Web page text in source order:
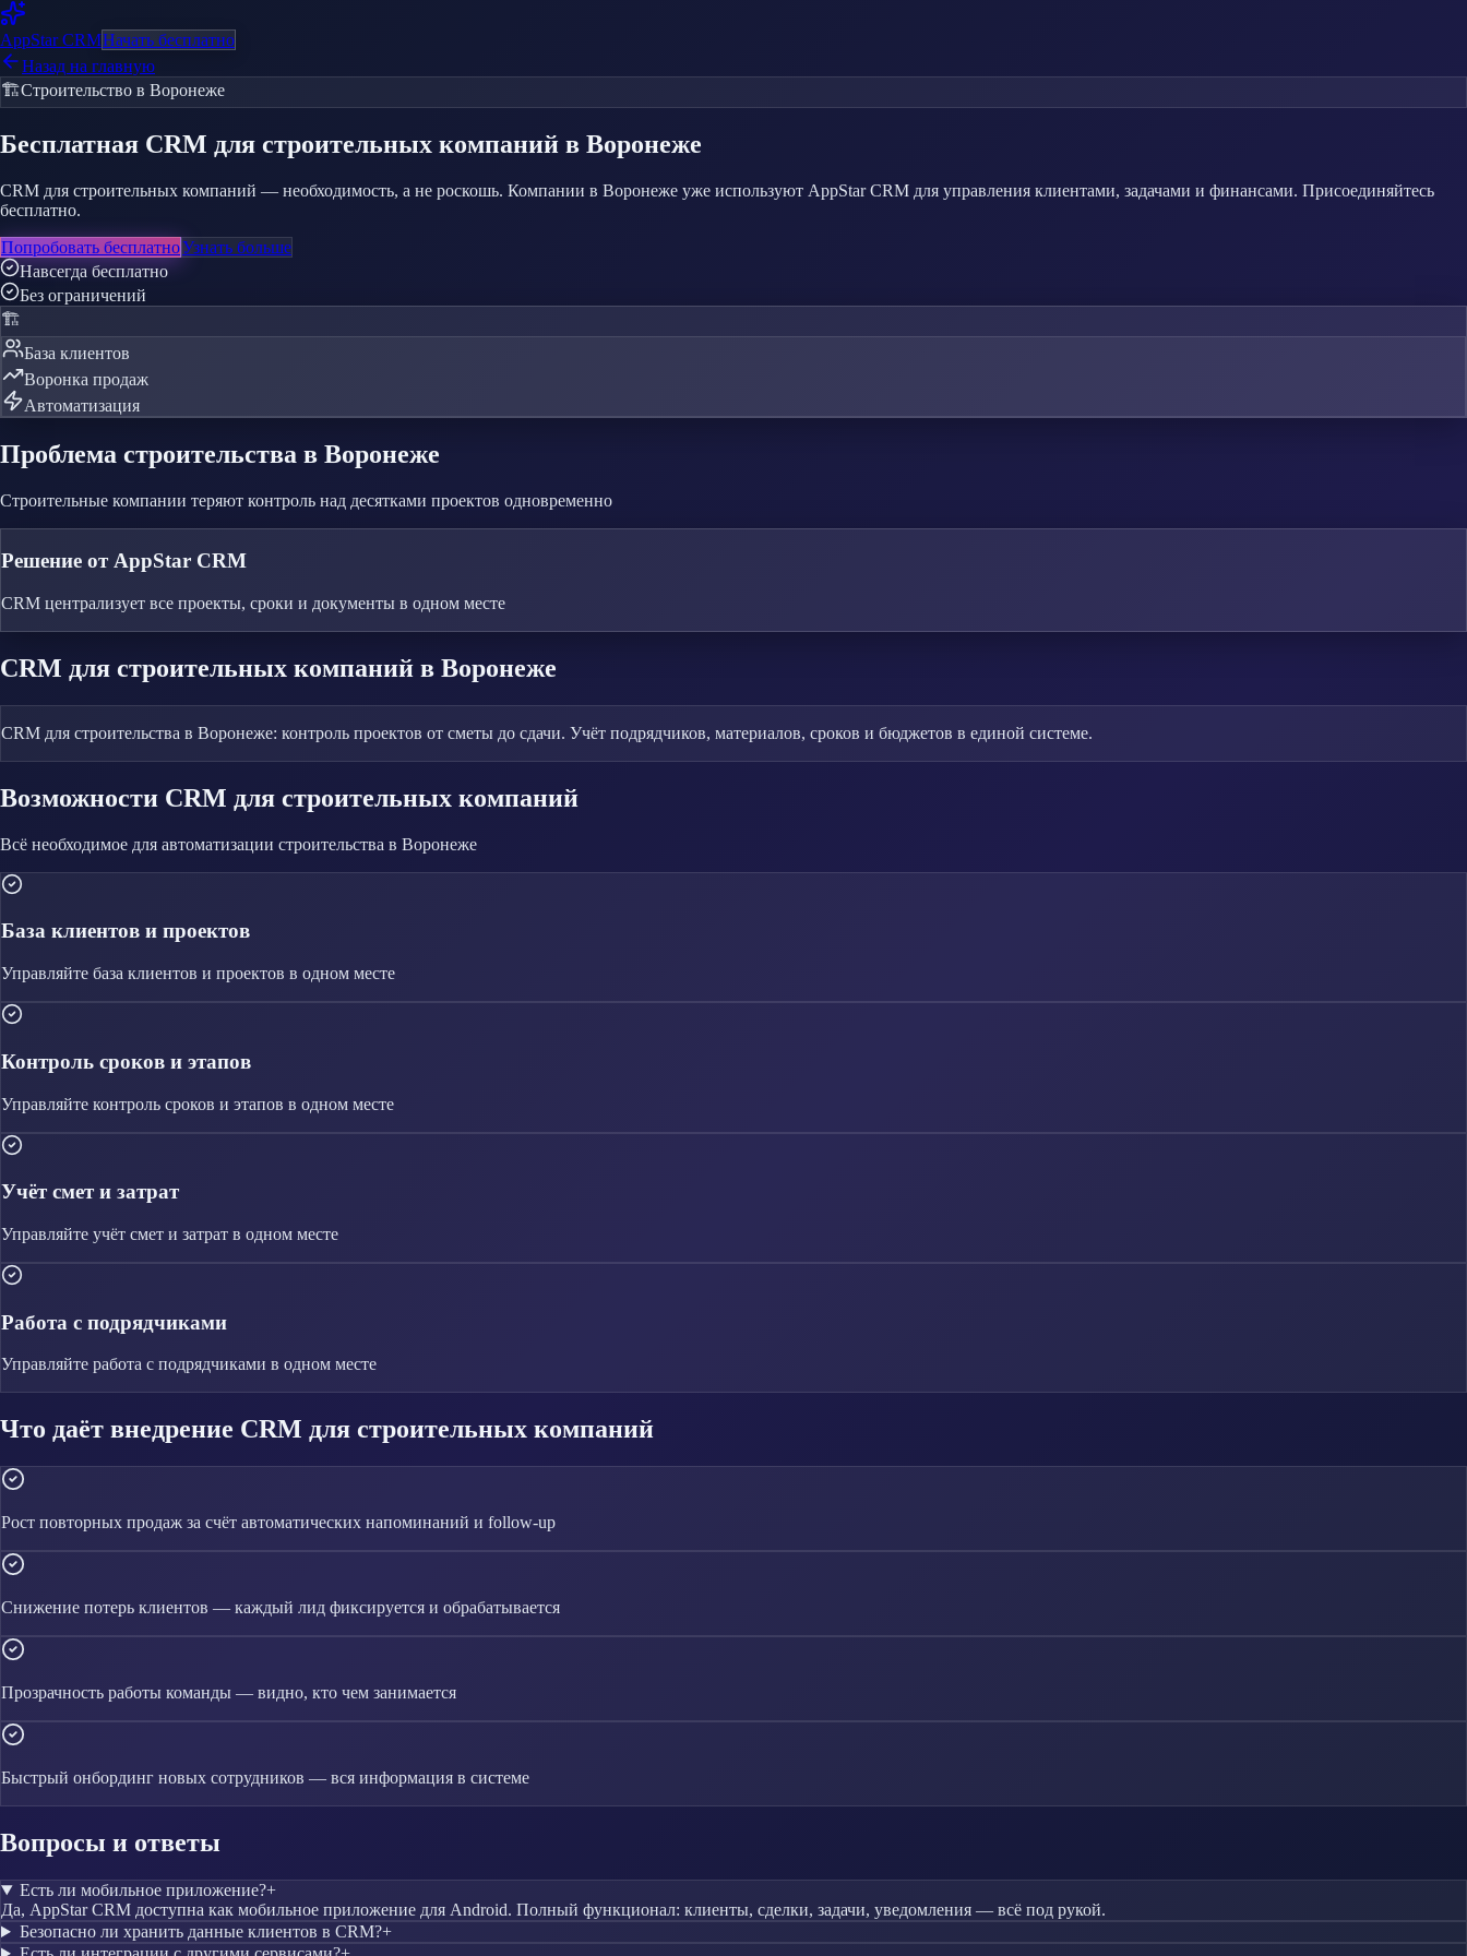
AppStarCRMНачать бесплатно
Назад на главную
🏗️Строительство в Воронеже
Бесплатная CRM для строительных компаний в Воронеже
CRM для строительных компаний — необходимость, а не роскошь. Компании в Воронеже уже используют AppStar CRM для управления клиентами, задачами и финансами. Присоединяйтесь
бесплатно.
Попробовать бесплатноУзнать больше
Навсегда бесплатно
Без ограничений
🏗️
База клиентов
Воронка продаж
Автоматизация
Проблема строительства в Воронеже
Строительные компании теряют контроль над десятками проектов одновременно
Решение от AppStar CRM
CRM централизует все проекты, сроки и документы в одном месте
CRM для строительных компаний в Воронеже
CRM для строительства в Воронеже: контроль проектов от сметы до сдачи. Учёт подрядчиков, материалов, сроков и бюджетов в единой системе.
Возможности CRM для строительных компаний
Всё необходимое для автоматизации строительства в Воронеже
База клиентов и проектов
Управляйте база клиентов и проектов в одном месте
Контроль сроков и этапов
Управляйте контроль сроков и этапов в одном месте
Учёт смет и затрат
Управляйте учёт смет и затрат в одном месте
Работа с подрядчиками
Управляйте работа с подрядчиками в одном месте
Что даёт внедрение CRM для строительных компаний
Рост повторных продаж за счёт автоматических напоминаний и follow-up
Снижение потерь клиентов — каждый лид фиксируется и обрабатывается
Прозрачность работы команды — видно, кто чем занимается
Быстрый онбординг новых сотрудников — вся информация в системе
Вопросы и ответы
Есть ли мобильное приложение?+
Да, AppStar CRM доступна как мобильное приложение для Android. Полный функционал: клиенты, сделки, задачи, уведомления — всё под рукой.
Безопасно ли хранить данные клиентов в CRM?+